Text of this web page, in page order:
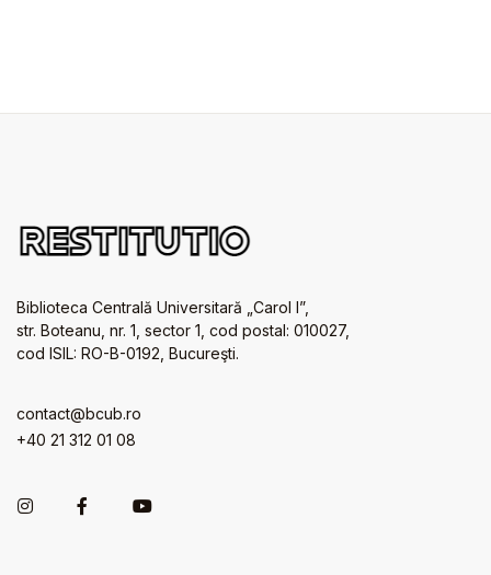
Biblioteca Centrală Universitară „Carol I”,
str. Boteanu, nr. 1, sector 1, cod postal: 010027,
cod ISIL: RO-B-0192, Bucureşti.
contact@bcub.ro
+40 21 312 01 08